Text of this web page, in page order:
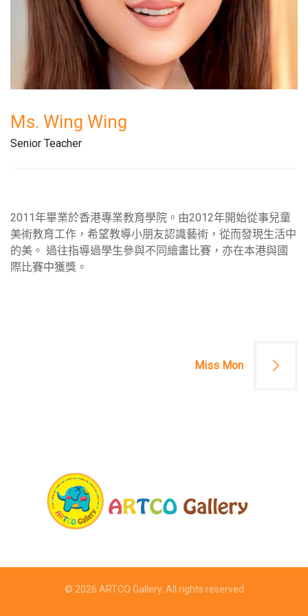
Ms. Wing Wing
Senior Teacher
2011年畢業於⾹港專業教育學院。由2012年開始從事兒童
美術教育工作，希望教導小朋友認識藝術，從而發現生活中
的美。 過往指導過學生參與不同繪畫比賽，亦在本港與國
際比賽中獲獎。
Miss Mon
© 2026 ARTCO Gallery. All rights reserved